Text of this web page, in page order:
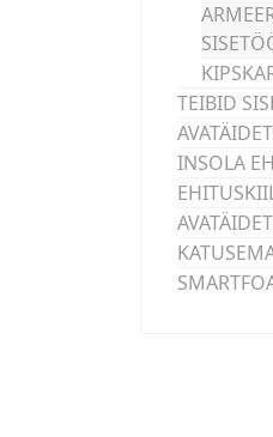
TEIBID
INSOLA